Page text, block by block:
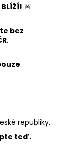
BLÍŽÍ! 🚨
bez
.
republiky.
teď.